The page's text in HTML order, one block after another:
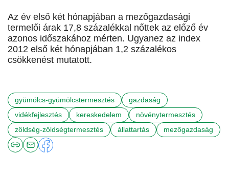
Az év első két hónapjában a mezőgazdasági
termelői árak 17,8 százalékkal nőttek az előző év
azonos időszakához mérten. Ugyanez az index
2012 első két hónapjában 1,2 százalékos
csökkenést mutatott.
gyümölcs-gyümölcstermesztés
gazdaság
vidékfejlesztés
kereskedelem
növénytermesztés
zöldség-zöldségtermesztés
állattartás mezőgazdaság